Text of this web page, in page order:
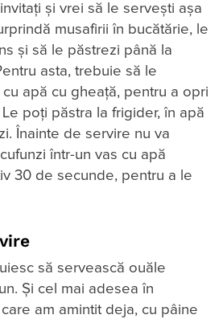
și vrei să le servești așa
musafirii în bucătărie, le
și să le păstrezi până la
asta, trebuie să le
apă cu gheață, pentru a opri
poți păstra la frigider, în apă
Înainte de servire nu va
într-un vas cu apă
30 de secunde, pentru a le
să servească ouăle
Și cel mai adesea în
am amintit deja, cu pâine